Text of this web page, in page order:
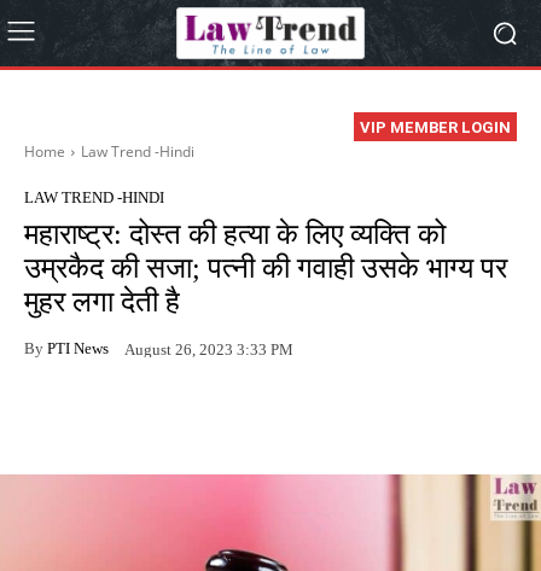
VIP MEMBER LOGIN
Home Law Trend -Hindi
LAW TREND -HINDI
महाराष्ट्र: दोस्त की हत्या के लिए व्यक्ति को
उम्रकैद की सजा; पत्नी की गवाही उसके भाग्य पर
मुहर लगा देती है
By PTI News August 26, 2023 3:33 PM